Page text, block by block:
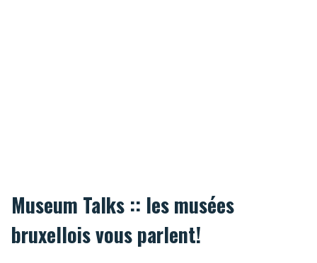
Museum Talks :: les musées
bruxellois vous parlent!